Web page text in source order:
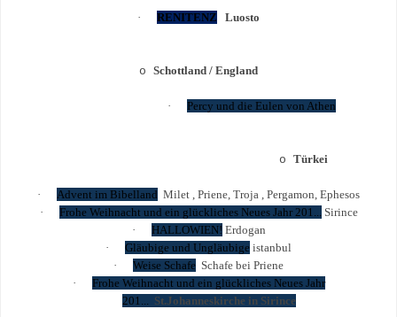
· RENITENZ Luosto
o Schottland / England
· Percy und die Eulen von Athen
o Türkei
· Advent im Bibelland Milet , Priene, Troja , Pergamon, Ephesos
·
Frohe Weihnacht und ein glückliches Neues Jahr 201...
Sirince
·
HALLOWIEN! Erdogan
·
Gläubige und Ungläubige istanbul
·
Weise Schafe Schafe bei Priene
·
Frohe Weihnacht und ein glückliches Neues Jahr
201...
St.Johanneskirche in Sirince